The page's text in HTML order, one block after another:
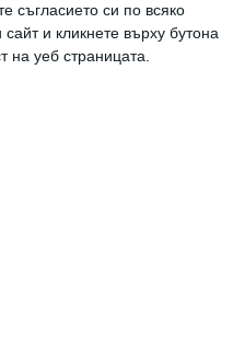
съгласието си по всяко
и кликнете върху бутона
на уеб страницата.